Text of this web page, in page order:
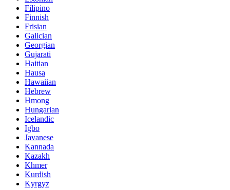
Filipino
Finnish
Frisian
Galician
Georgian
Gujarati
Haitian
Hausa
Hawaiian
Hebrew
Hmong
Hungarian
Icelandic
Igbo
Javanese
Kannada
Kazakh
Khmer
Kurdish
Kyrgyz